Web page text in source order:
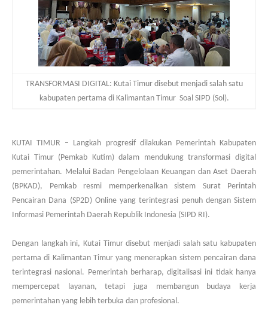
TRANSFORMASI DIGITAL: Kutai Timur disebut menjadi salah satu
kabupaten pertama di Kalimantan Timur Soal SIPD (Sol).
KUTAI TIMUR – Langkah progresif dilakukan Pemerintah Kabupaten
Kutai Timur (Pemkab Kutim) dalam mendukung transformasi digital
pemerintahan. Melalui Badan Pengelolaan Keuangan dan Aset Daerah
(BPKAD), Pemkab resmi memperkenalkan sistem Surat Perintah
Pencairan Dana (SP2D) Online yang terintegrasi penuh dengan Sistem
Informasi Pemerintah Daerah Republik Indonesia (SIPD RI).
Dengan langkah ini, Kutai Timur disebut menjadi salah satu kabupaten
pertama di Kalimantan Timur yang menerapkan sistem pencairan dana
terintegrasi nasional. Pemerintah berharap, digitalisasi ini tidak hanya
mempercepat layanan, tetapi juga membangun budaya kerja
pemerintahan yang lebih terbuka dan profesional.